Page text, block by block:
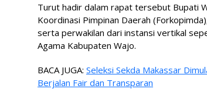
Turut hadir dalam rapat tersebut Bupati
Koordinasi Pimpinan Daerah
serta perwakilan dari instansi vertikal
Agama Kabupaten Wajo.
BACA JUGA: Seleksi Sekda Makassar
Berjalan Fair dan Transparan